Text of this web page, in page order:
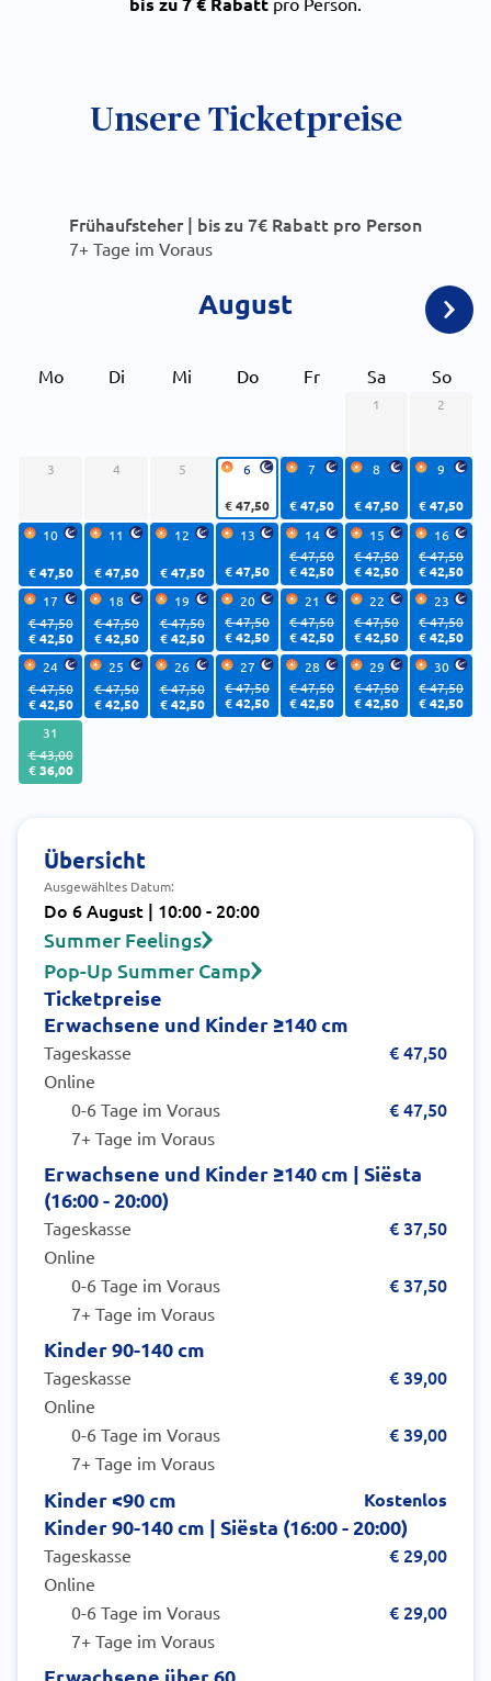
Unsere Ticketpreise
Frühaufsteher | bis zu 7€ Rabatt pro Person
7+ Tage im Voraus
August
Mo Di Mi Do Fr Sa So
1 2
3 4 5 6
€ 47,50
7
€ 47,50
8
€ 47,50
9
€ 47,50
10
€ 47,50
11
€ 47,50
12
€ 47,50
13
€ 47,50
14
€ 47,50
€ 42,50
15
€ 47,50
€ 42,50
16
€ 47,50
€ 42,50
17
€ 47,50
€ 42,50
18
€ 47,50
€ 42,50
19
€ 47,50
€ 42,50
20
€ 47,50
€ 42,50
21
€ 47,50
€ 42,50
22
€ 47,50
€ 42,50
23
€ 47,50
€ 42,50
24
€ 47,50
€ 42,50
25
€ 47,50
€ 42,50
26
€ 47,50
€ 42,50
27
€ 47,50
€ 42,50
28
€ 47,50
€ 42,50
29
€ 47,50
€ 42,50
30
€ 47,50
€ 42,50
31
€ 43,00
€ 36,00
Übersicht
Ausgewähltes Datum:
Do 6 August | 10:00 - 20:00
Summer Feelings
Pop-Up Summer Camp
Ticketpreise
Erwachsene und Kinder ≥140 cm
Tageskasse € 47,50
Online
0-6 Tage im Voraus
€ 47,50
7+ Tage im Voraus
Erwachsene und Kinder ≥140 cm | Siësta
(16:00 - 20:00)
Tageskasse € 37,50
Online
0-6 Tage im Voraus
€ 37,50
7+ Tage im Voraus
Kinder 90-140 cm
Tageskasse € 39,00
Online
0-6 Tage im Voraus
€ 39,00
7+ Tage im Voraus
Kinder <90 cm Kostenlos
Kinder 90-140 cm | Siësta (16:00 - 20:00)
Tageskasse € 29,00
Online
0-6 Tage im Voraus
€ 29,00
7+ Tage im Voraus